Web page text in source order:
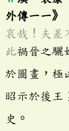
外傳一一》
哀哉！夫差
此禍晉之驪
於圖畫，極
昭示於後王
史。